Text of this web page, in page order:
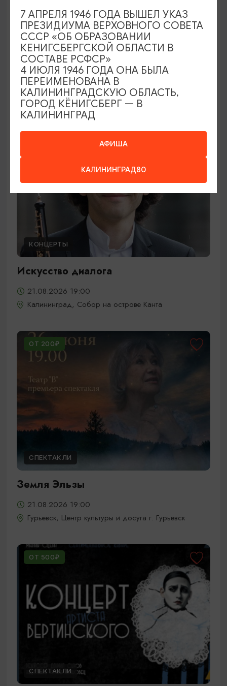
ВЫСТАВКИ
Солнечное притяжение
21.08.2026 - 20.09.2026
Калининград, Музей янтаря
ОТ 1000₽
КОНЦЕРТЫ
Искусство диалога
21.08.2026 19:00
Калининград, Собор на острове Канта
ОТ 200₽
СПЕКТАКЛИ
Земля Эльзы
21.08.2026 19:00
Гурьевск, Центр культуры и досуга г. Гурьевск
ОТ 500₽
СПЕКТАКЛИ
АФИША
КАЛИНИНГРАД80
7 АПРЕЛЯ 1946 ГОДА ВЫШЕЛ УКАЗ
ПРЕЗИДИУМА ВЕРХОВНОГО СОВЕТА
СССР «ОБ ОБРАЗОВАНИИ
КЕНИГСБЕРГСКОЙ ОБЛАСТИ В
СОСТАВЕ РСФСР»
4 ИЮЛЯ 1946 ГОДА ОНА БЫЛА
ПЕРЕИМЕНОВАНА В
КАЛИНИНГРАДСКУЮ ОБЛАСТЬ,
ГОРОД КЁНИГСБЕРГ — В
КАЛИНИНГРАД